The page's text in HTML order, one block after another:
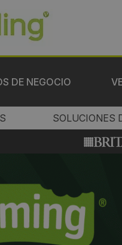
DE NEGOCIO
SOLUCIONES